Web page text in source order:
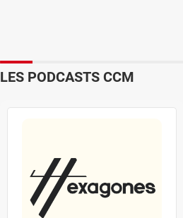
LES PODCASTS CCM